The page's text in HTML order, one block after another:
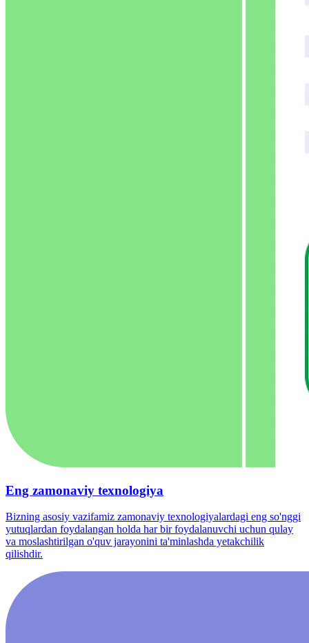
Eng zamonaviy texnologiya
Bizning asosiy vazifamiz zamonaviy texnologiyalardagi eng so'nggi
yutuqlardan foydalangan holda har bir foydalanuvchi uchun qulay
va moslashtirilgan o'quv jarayonini ta'minlashda yetakchilik
qilishdir.